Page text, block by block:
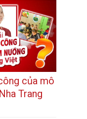
Trang